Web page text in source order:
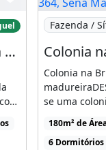
e
fora
carro ou na
estender roupa
Bella
Alugo Casa no Villa Bella
Imagem:
Fazenda /
Colonia na
se uma
sentido
180m² de
6 Dormitórios